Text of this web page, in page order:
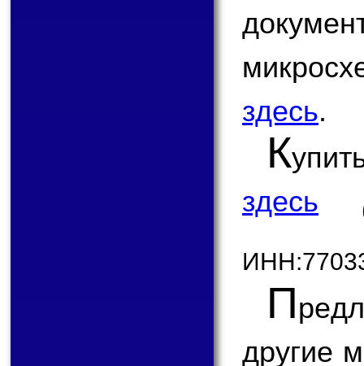
здесь.
К
здесь
П
другие